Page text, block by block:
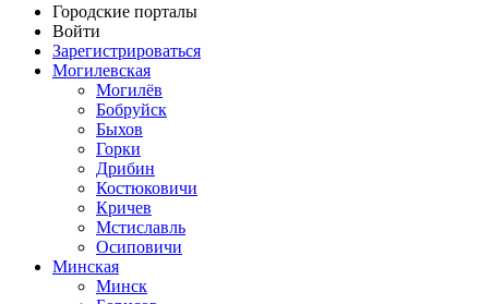
Городские порталы
Войти
Зарегистрироваться
Могилевская
Могилёв
Бобруйск
Быхов
Горки
Дрибин
Костюковичи
Кричев
Мстиславль
Осиповичи
Минская
Минск